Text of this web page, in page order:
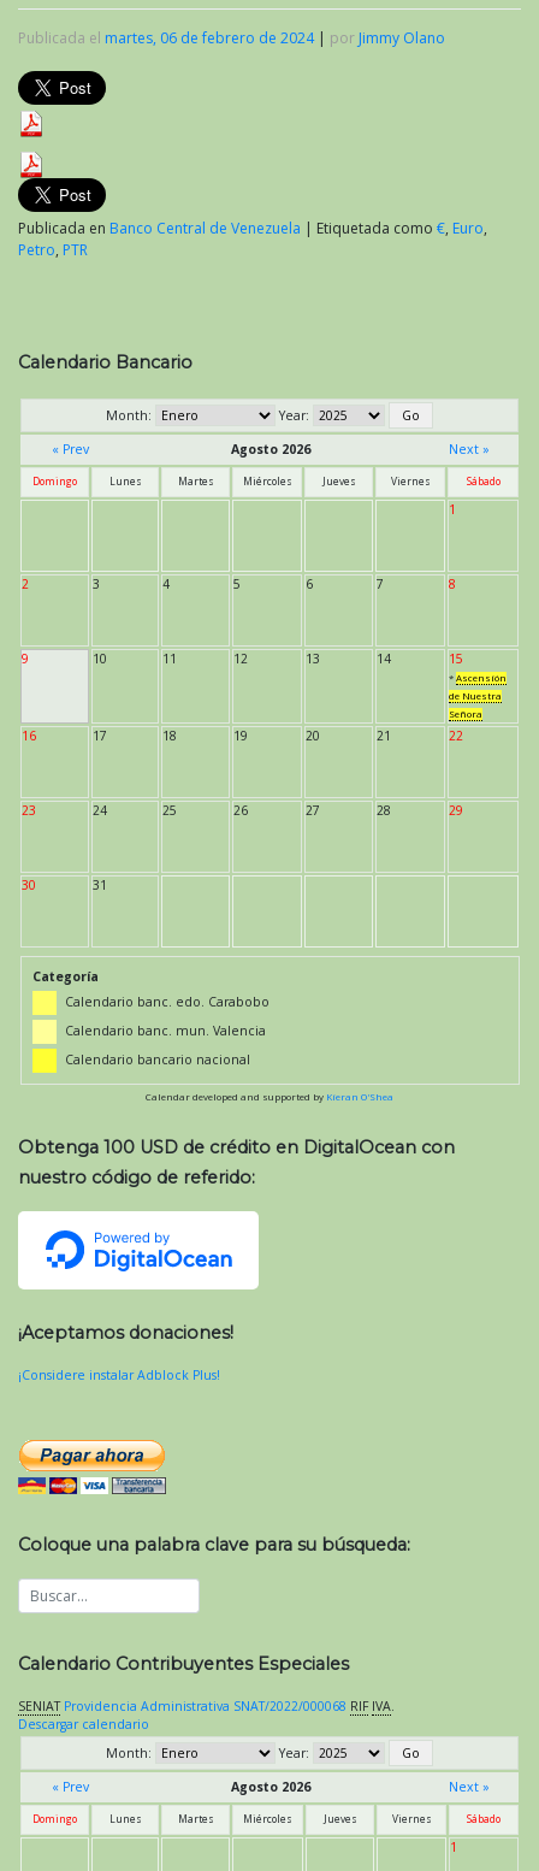
Publicada el martes, 06 de febrero de 2024| por Jimmy Olano
Publicada en Banco Central de Venezuela | Etiquetada como €, Euro,
Petro, PTR
Calendario Bancario
Month:
Year:
« Prev
Agosto 2026 Next »
Domingo Lunes Martes Miércoles Jueves Viernes Sábado
1
2 3 4 5 6 7 8
9 10 11 12 13 14 15
* Ascensión
de Nuestra
Señora
16 17 18 19 20 21 22
23 24 25 26 27 28 29
30 31
Categoría
Calendario banc. edo. Carabobo
Calendario banc. mun. Valencia
Calendario bancario nacional
Calendar developed and supported by Kieran O'Shea
Obtenga 100 USD de crédito en DigitalOcean con
nuestro código de referido:
¡Aceptamos donaciones!
¡Considere instalar Adblock Plus!
Coloque una palabra clave para su búsqueda:
Calendario Contribuyentes Especiales
SENIAT Providencia Administrativa SNAT/2022/000068 RIF IVA
Descargar calendario
Month:
Year:
« Prev
Agosto 2026 Next »
Domingo Lunes Martes Miércoles Jueves Viernes Sábado
1